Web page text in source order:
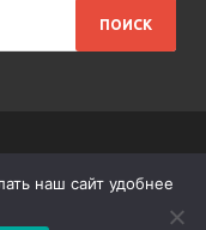
наш сайт удобнее